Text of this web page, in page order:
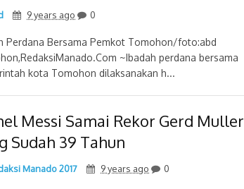
9 years ago 0
Perdana Bersama Pemkot Tomohon/foto:abd
~Ibadah perdana bersama
kota Tomohon dilaksanakan h...
Messi Samai Rekor Gerd Muller
Sudah 39 Tahun
Manado 2017 9 years ago 0